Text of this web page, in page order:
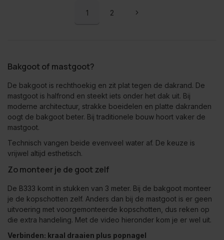
1 2
Bakgoot of mastgoot?
De bakgoot is rechthoekig en zit plat tegen de dakrand. De
mastgoot is halfrond en steekt iets onder het dak uit. Bij
moderne architectuur, strakke boeidelen en platte dakranden
oogt de bakgoot beter. Bij traditionele bouw hoort vaker de
mastgoot.
Technisch vangen beide evenveel water af. De keuze is
vrijwel altijd esthetisch.
Zo monteer je de goot zelf
De B333 komt in stukken van 3 meter. Bij de bakgoot monteer
je de kopschotten zelf. Anders dan bij de mastgoot is er geen
uitvoering met voorgemonteerde kopschotten, dus reken op
die extra handeling. Met de video hieronder kom je er wel uit.
Verbinden: kraal draaien plus popnagel